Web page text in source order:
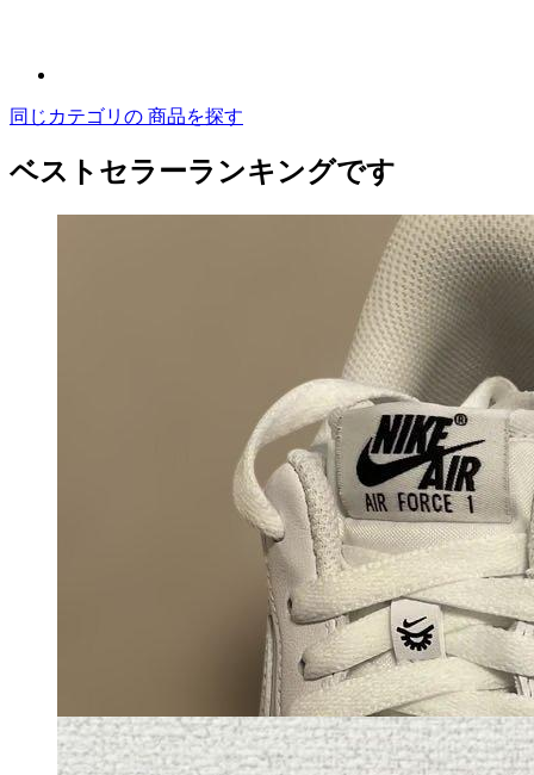
同じカテゴリの 商品を探す
ベストセラーランキングです